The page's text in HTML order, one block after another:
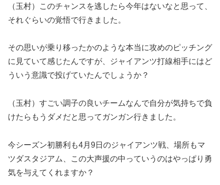
（玉村）このチャンスを逃したら今年はないなと思って、
それぐらいの覚悟で行きました。
その思いが乗り移ったかのような本当に攻めのピッチング
に見ていて感じたんですが、ジャイアンツ打線相手にはど
ういう意識で投げていたんでしょうか？
（玉村）すごい調子の良いチームなんで自分が気持ちで負
けたらもうダメだと思ってガンガン行きました。
今シーズン初勝利も4月9日のジャイアンツ戦、場所もマ
ツダスタジアム、この大声援の中っていうのはやっぱり勇
気を与えてくれますか？